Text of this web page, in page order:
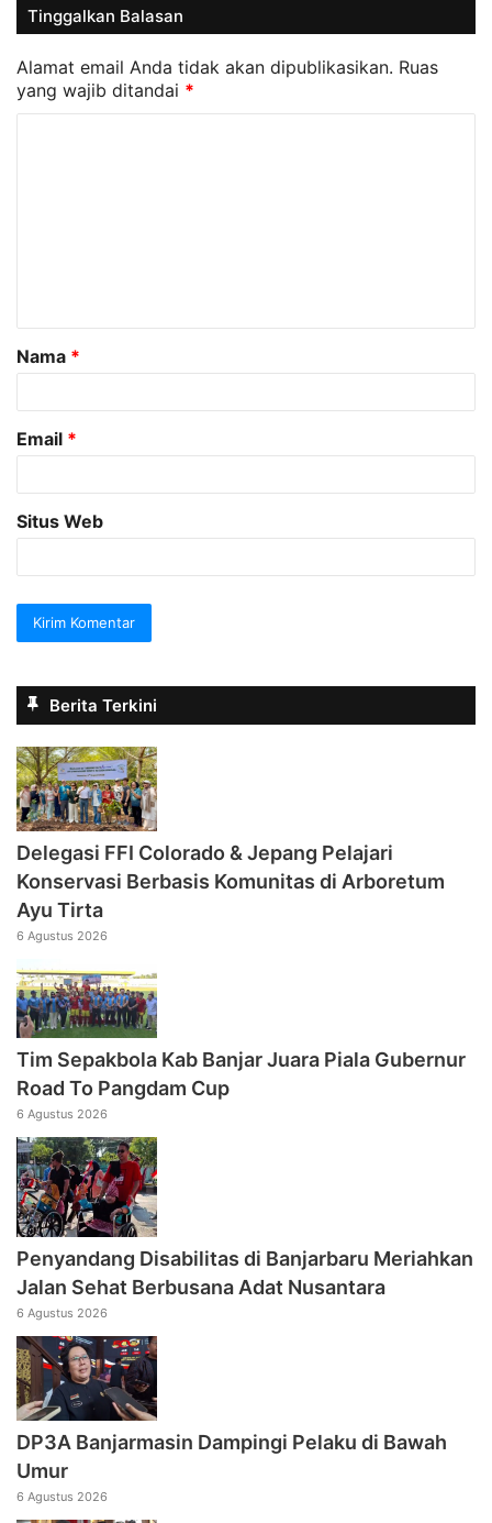
Tinggalkan Balasan
Alamat email Anda tidak akan dipublikasikan. Ruas
yang wajib ditandai *
a
r
Nama *
Email *
Situs Web
Berita Terkini
Delegasi FFI Colorado & Jepang Pelajari
Konservasi Berbasis Komunitas di Arboretum
Ayu Tirta
6 Agustus 2026
Tim Sepakbola Kab Banjar Juara Piala Gubernur
Road To Pangdam Cup
6 Agustus 2026
Penyandang Disabilitas di Banjarbaru Meriahkan
Jalan Sehat Berbusana Adat Nusantara
6 Agustus 2026
DP3A Banjarmasin Dampingi Pelaku di Bawah
Umur
6 Agustus 2026